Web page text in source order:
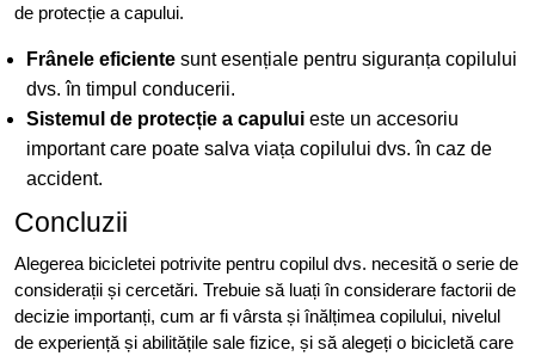
de protecție a capului.
Frânele eficiente sunt esențiale pentru siguranța copilului
dvs. în timpul conducerii.
Sistemul de protecție a capului este un accesoriu
important care poate salva viața copilului dvs. în caz de
accident.
Concluzii
Alegerea bicicletei potrivite pentru copilul dvs. necesită o serie de
considerații și cercetări. Trebuie să luați în considerare factorii de
decizie importanți, cum ar fi vârsta și înălțimea copilului, nivelul
de experiență și abilitățile sale fizice, și să alegeți o bicicletă care